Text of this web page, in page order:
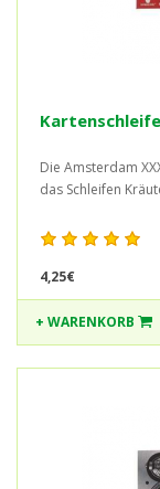
Die Amsterdam
das Schleifen
4,25€
+ WARENKORB